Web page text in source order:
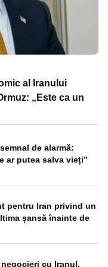
al Iranului
„Este ca un
de alarmă:
ar putea salva vieți”
pentru Iran privind un
șansă înainte de
cu Iranul,